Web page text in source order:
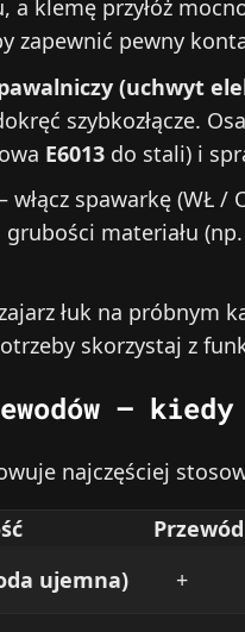
a klemę przyłóż
zapewnić pewny
(uchwyt
szybkozłącze.
E6013 do stali) i
włącz spawarkę (WŁ
materiału (np.
łuk na próbnym
skorzystaj z
–
najczęściej
ujemna)
+